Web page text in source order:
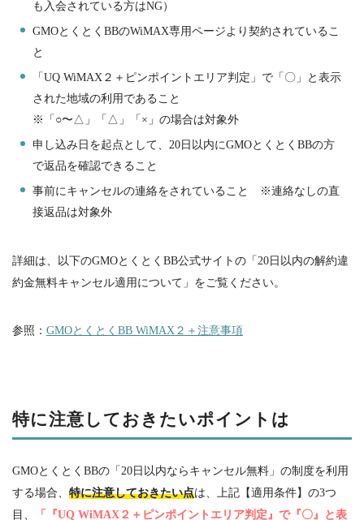
も入会されている方はNG）
GMOとくとく BBのWiMAX専用ページより契約されているこ
と
「UQ WiMAX ２＋ピンポイントエリア判定」で「〇」と表示
された地域の利用であること
※「○〜△」「△」「×」の場合は対象外
申し込み日を起点として、 20日以内にGMOとくとく BBの方
で返品を確認できること
事前にキャンセルの連絡をされていること ※連絡なしの直
接返品は対象外
詳細は、以下のGMOとくとく BB公式サイトの「20日以内の解約違
約金無料キャンセル適用について」をご覧ください。
参照： GMOとくとく BB WiMAX ２＋注意事項
特に注意しておきたいポイントは
GMOとくとく BBの「20日以内ならキャンセル無料」の制度を利用
する場合、 特に注意しておきたい点は、上記【適用条件】の3つ
目、
「『UQ WiMAX２＋ピンポイントエリア判定』で『〇』と表